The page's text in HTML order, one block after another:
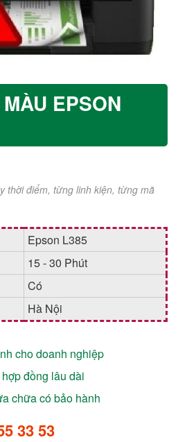
EPSON
thời điểm, từng linh kiện, từng mã
Epson L385
15 - 30 Phút
Có
Hà Nội
cho doanh nghiệp
đồng lâu dài
chữa có bảo hành
33 53